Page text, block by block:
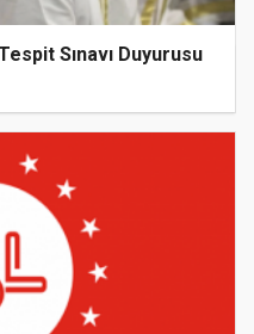
Sınavı Duyurusu